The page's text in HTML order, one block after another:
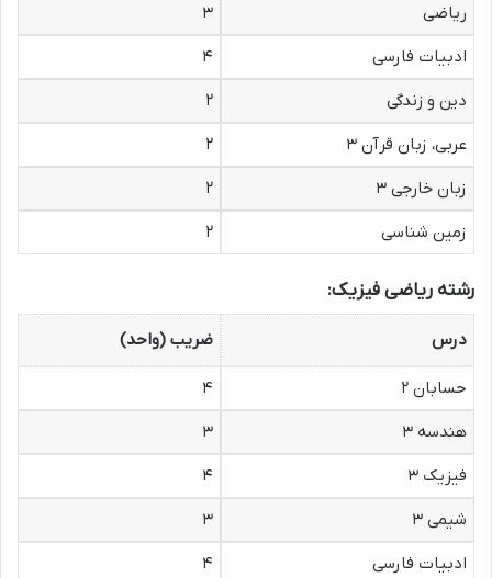
ریاضی
۳
ادبیات فارسی
۴
دین و زندگی
۲
عربی، زبان قرآن ۳
۲
زبان خارجی ۳
۲
زمین شناسی
۲
رشته ریاضی فیزیک:
درس ضریب (واحد)
حسابان ۲
۴
هندسه ۳
۳
فیزیک ۳
۴
شیمی ۳
۳
ادبیات فارسی
۴